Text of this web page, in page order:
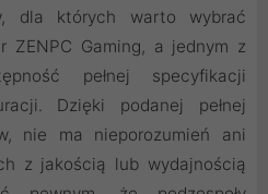
dla których warto wybrać
ZENPC Gaming, a jednym z
pełnej specyfikacji
Dzięki podanej pełnej
nie ma nieporozumień ani
z jakością lub wydajnością